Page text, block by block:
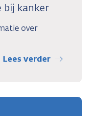
bij kanker
over
Lees verder